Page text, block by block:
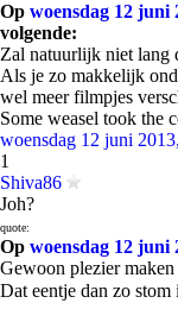
Op woensdag 12 juni
volgende:
Zal natuurlijk niet lang
Als je zo makkelijk
wel meer filmpjes
Some weasel took the
woensdag 12 juni
1
Shiva86
Joh?
quote:
Op woensdag 12 juni
Gewoon plezier maken
Dat eentje dan zo stom